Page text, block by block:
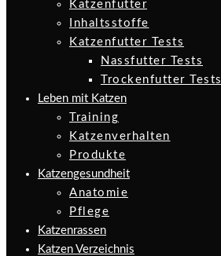
Katzenfutter
Inhaltsstoffe
Katzenfutter Tests
Nassfutter Tests
Trockenfutter Tests
Leben mit Katzen
Training
Katzenverhalten
Produkte
Katzengesundheit
Anatomie
Pflege
Katzenrassen
Katzen Verzeichnis